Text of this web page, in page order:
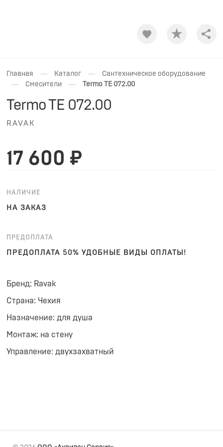
Главная — Каталог — Сантехническое оборудование
— Смесители — Termo TE 072.00
Termo TE 072.00
RAVAK
17 600 ₽
НАЛИЧИЕ
НА ЗАКАЗ
ПРЕДОПЛАТА
ПРЕДОПЛАТА 50% УДОБНЫЕ ВИДЫ ОПЛАТЫ!
Бренд: Ravak
Страна: Чехия
Назначение: для душа
Монтаж: на стену
Управление: двухзахватный